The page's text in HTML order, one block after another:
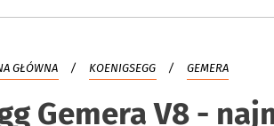
GŁÓWNA KOENIGSEGG GEMERA
Gemera V8 -